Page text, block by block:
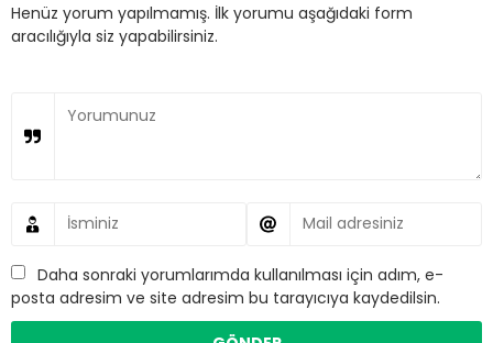
Henüz yorum yapılmamış. İlk yorumu aşağıdaki form
aracılığıyla siz yapabilirsiniz.
Daha sonraki yorumlarımda kullanılması için adım, e-
posta adresim ve site adresim bu tarayıcıya kaydedilsin.